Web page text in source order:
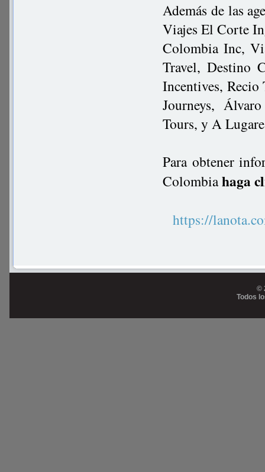
Además de las
Viajes El Corte
Colombia Inc,
Travel, Destino
Incentives,
Journeys,
Tours, y A
Para obtener
Colombiahaga
https://
©
Todos